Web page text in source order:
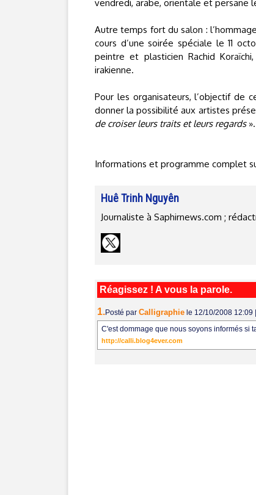
vendredi, arabe, orientale et persane
Autre temps fort du salon :
cours d’une soirée spéciale le 11
peintre et plasticien Rachid
irakienne.
Pour les organisateurs, l’objectif
donner la possibilité aux artistes
de croiser leurs traits et leurs regards».
Informations et programme complet
Huê Trinh Nguyên
Journaliste à Saphirnews.com ;
Réagissez ! A vous la parole.
1.Posté par Calligraphie le 12/10/2008 12:09
C'est dommage que nous soyons informés si
http://calli.blog4ever.com